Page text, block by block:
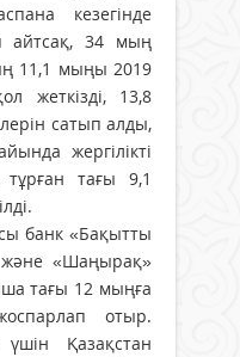
кезегінде
айтсақ, 34 мың
11,1 мыңы 2019
жеткізді, 13,8
сатып алды,
жергілікті
тұрған тағы 9,1
банк «Бақытты
«Шаңырақ»
тағы 12 мыңға
отыр.
Қазақстан